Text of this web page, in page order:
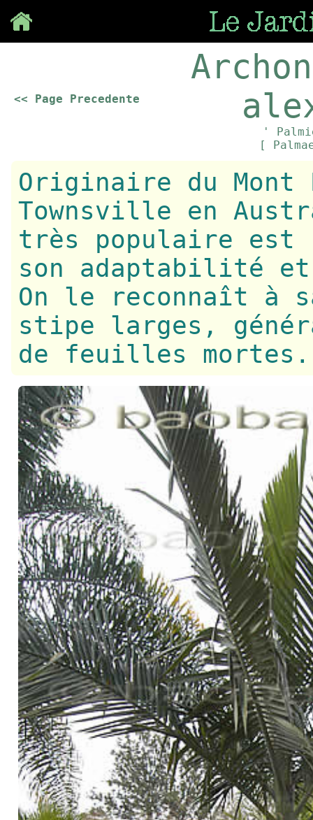
<< Page Precedente
'
[
Originaire du
Townsville en
très populaire est
son adaptabilité
On le reconnaît à
stipe larges,
de feuilles mortes.